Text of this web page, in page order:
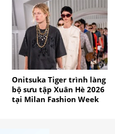
Onitsuka Tiger trình làng
bộ sưu tập Xuân Hè 2026
tại Milan Fashion Week